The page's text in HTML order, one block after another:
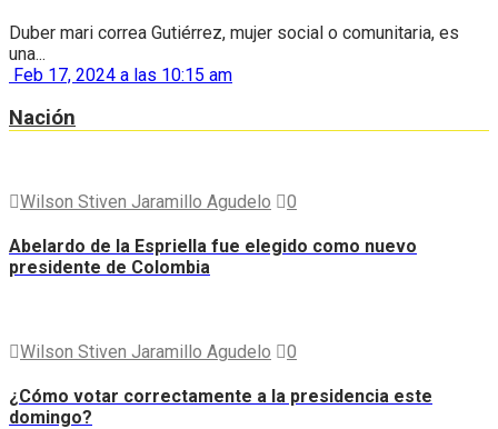
Duber mari correa Gutiérrez, mujer social o comunitaria, es
una...
Feb 17, 2024 a las 10:15 am
Nación
Wilson Stiven Jaramillo Agudelo 0
Abelardo de la Espriella fue elegido como nuevo
presidente de Colombia
Wilson Stiven Jaramillo Agudelo 0
¿Cómo votar correctamente a la presidencia este
domingo?